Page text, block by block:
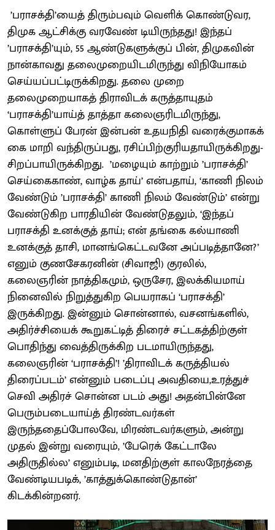
’பராசக்தி’யைத் திரும்பவும் வெளிக் கொண்டுவர,
திமுக ஆட்சிக்கு வரவேண் டியிருந்தது! இந்தப்
’பராசக்தி’யும், 55 ஆண்டுகளுக்குப் பின், திமுகவின்
நான்காவது தலைமுறையிடமிருந்து விநியோகம்
செய்யப்பட்டிருக்கிறது. தலை முறை
தலைமுறையாகத் திராவிடக் கருத்தாயுதம்
‘பராசக்தி’யாய்த் தாத்தா கலைஞரிடமிருந்து,
கொள்ளுப் பேரன் இன்பன் உதயநிதி வரைக்குமாகக்
கை மாறி வந்திருப்பது, ரசிப்பிற்குரியதாயிருக்கிறது-
சிறப்பாயிருக்கிறது. ’மழையும் காற்றும் ’பராசக்தி’
செய்கைகாண், வாழ்க தாய்’ என்பதாய், ‘காணி நிலம்
வேண்டும் ’பராசக்தி’ காணி நிலம் வேண்டும்’ என்று
வேண்டுகிற பாரதியின் வேண்டுதலும், ‘இந்தப்
பராசக்தி உனக்குத் தாய்; என் தங்கை கல்யாணி
உனக்குத் தாசி, மானங்கெட்டவனே அப்படித்தானே?’
எனும் குணசேகரனின் (சிவாஜி) குரலில்,
கலைஞரின் நாத்திகமும், ஒருசேர, இலக்கியமாய்
நினைவில் நிறுத்துகிற பெயராகப் ‘பராசக்தி’
இருக்கிறது. இன்னும் சொன்னால், வசனங்களில்,
அதிர்ச்சியைக் கூறுகட்டித் திரைச் சட்டகத்திற்குள்
பொதிந்து வைத்திருக்கிற படமாயிருந்தது,
கலைஞரின் ‘பராசக்தி’! ’திராவிடக் கருத்தியல்
திரைப்படம்’ என்னும் படைப்பு அவதியை,உரத்துச்
செவி அதிரச் சொன்ன படம் அது! அதன்பின்னே
பெரும்படையாய்த் திரண்டவர்கள்
இருந்ததைப்போலவே, மிரண்டவர்களும், அன்று
முதல் இன்று வரையும், ’பேரெக் கேட்டாலே
அதிருதில்ல’ எனும்படி, மனதிற்குள் காலநேரத்தை
வேண்டியபடிக், ’காத்துக்கொண்டுதான்’
கிடக்கின்றனர்.